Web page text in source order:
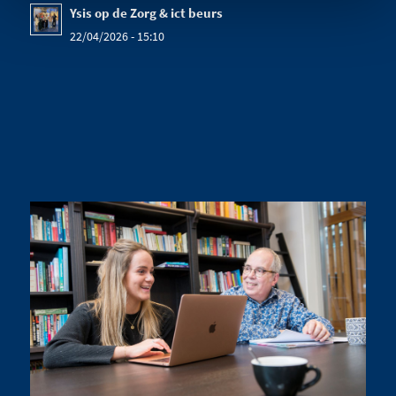
Ysis op de Zorg & ict beurs
22/04/2026 - 15:10